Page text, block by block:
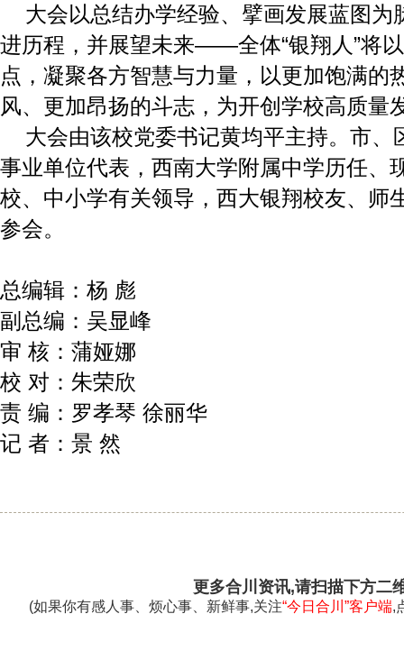
大会以总结办学经验、擘画发展蓝图为
进历程，并展望未来——全体“银翔人”将
点，凝聚各方智慧与力量，以更加饱满的
风、更加昂扬的斗志，为开创学校高质量
大会由该校党委书记黄均平主持。市、
事业单位代表，西南大学附属中学历任、
校、中小学有关领导，西大银翔校友、师
参会。
总编辑：杨 彪
副总编：吴显峰
审 核：蒲娅娜
校 对：朱荣欣
责 编：罗孝琴 徐丽华
记 者：景 然
更多合川资讯,请扫描下方二
(如果你有感人事、烦心事、新鲜事,关注“今日合川”客户端,